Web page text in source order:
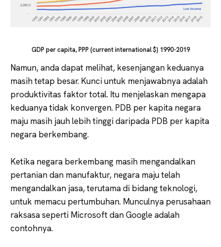
GDP per capita, PPP (current international $) 1990-2019
Namun, anda dapat melihat, kesenjangan keduanya
masih tetap besar. Kunci untuk menjawabnya adalah
produktivitas faktor total. Itu menjelaskan mengapa
keduanya tidak konvergen. PDB per kapita negara
maju masih jauh lebih tinggi daripada PDB per kapita
negara berkembang.
Ketika negara berkembang masih mengandalkan
pertanian dan manufaktur, negara maju telah
mengandalkan jasa, terutama di bidang teknologi,
untuk memacu pertumbuhan. Munculnya perusahaan
raksasa seperti Microsoft dan Google adalah
contohnya.